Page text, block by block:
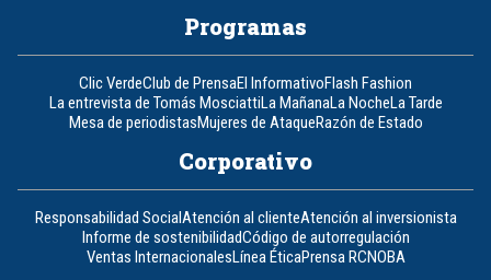
Programas
Clic VerdeClub de PrensaEl InformativoFlash Fashion
La entrevista de Tomás MosciattiLa MañanaLa NocheLa Tarde
Mesa de periodistasMujeres de AtaqueRazón de Estado
Corporativo
Responsabilidad SocialAtención al clienteAtención al inversionista
Informe de sostenibilidadCódigo de autorregulación
Ventas InternacionalesLínea ÉticaPrensa RCNOBA